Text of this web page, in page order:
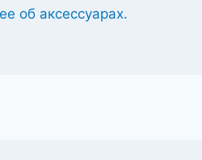
об аксессуарах.